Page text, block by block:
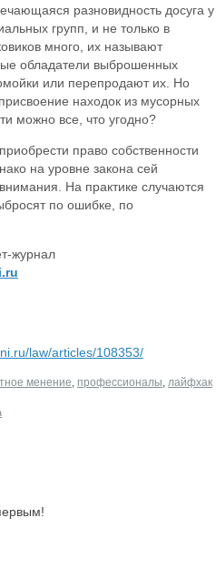
разновидность досуга у
групп, и не только в
много, их называют
обладатели выброшенных
или перепродают их. Но
находок из мусорных
можно все, что угодно?
право собственности
на уровне закона сей
На практике случаются
по ошибке, по
журнал
law/articles/108353/
менение, профессионалы, лайфхак